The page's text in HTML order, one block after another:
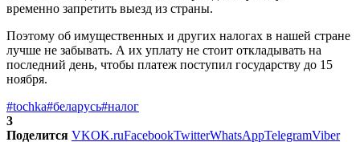
временно запретить выезд из страны.
Поэтому об имущественных и других налогах в нашей стране
лучше не забывать. А их уплату не стоит откладывать на
последний день, чтобы платеж поступил государству до 15
ноября.
#tochka#беларусь#налог
3
Поделится VKOK.ruFacebookTwitterWhatsAppTelegramViber